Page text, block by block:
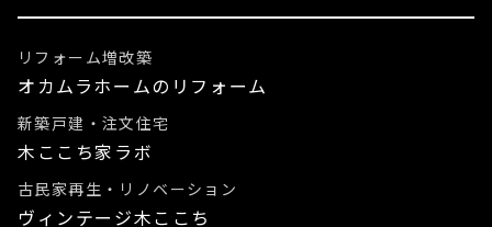
リフォーム増改築
オカムラホームのリフォーム
新築戸建・注文住宅
木ここち家ラボ
古民家再生・リノベーション
ヴィンテージ木ここち